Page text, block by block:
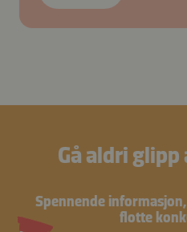
Gå aldri glipp
Spennende
flotte